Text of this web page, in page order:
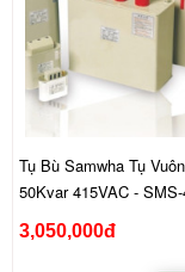
Tụ Bù Samwha Tụ
50Kvar 415VAC -
3,050,000đ